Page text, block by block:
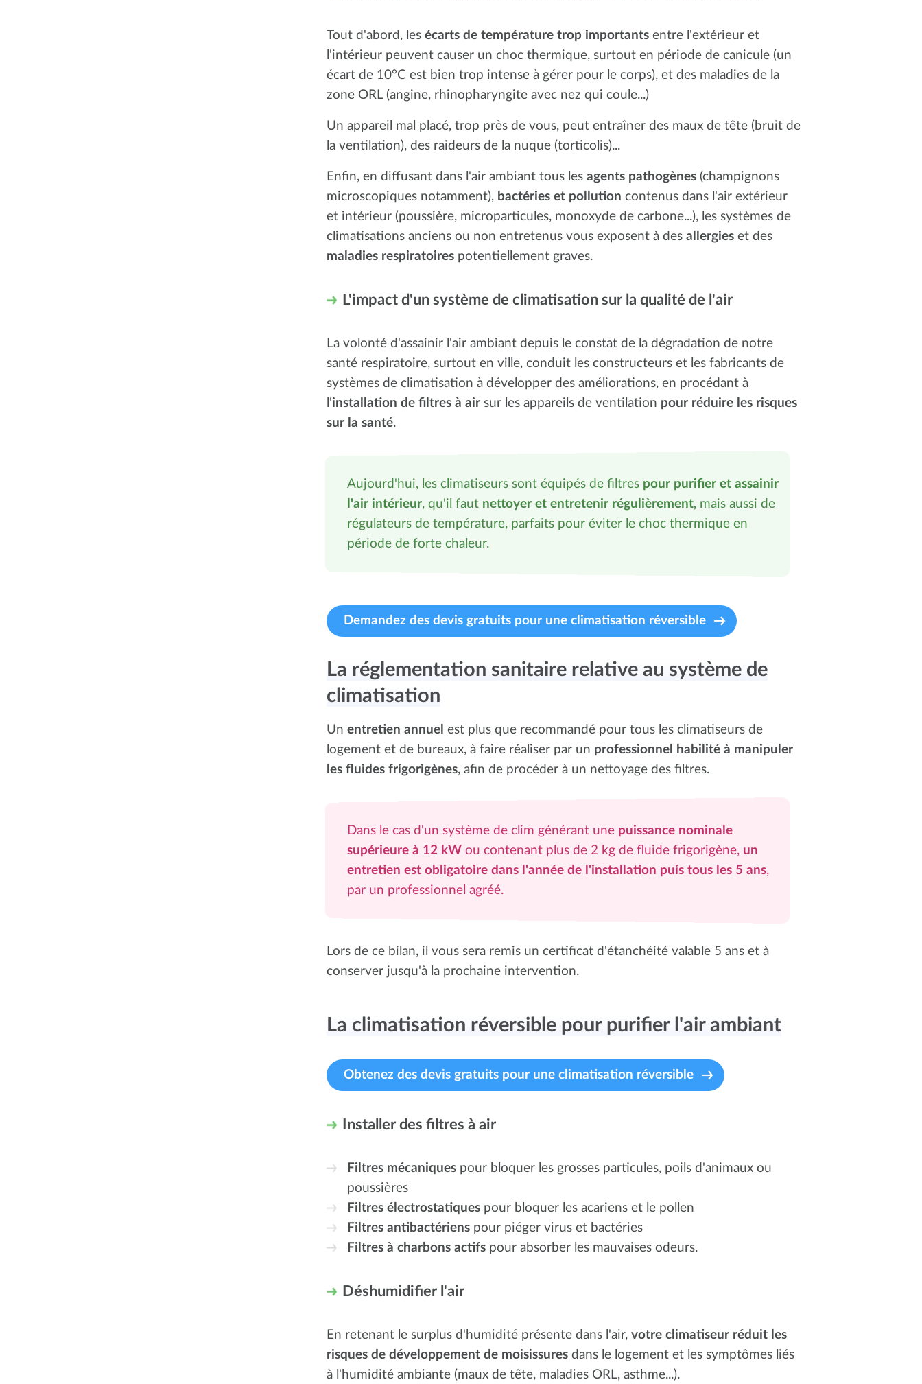
Tout d'abord, les écarts de température trop importants entre l'extérieur et
l'intérieur peuvent causer un choc thermique, surtout en période de canicule (un
écart de 10°C est bien trop intense à gérer pour le corps), et des maladies de la
zone ORL (angine, rhinopharyngite avec nez qui coule...)
Un appareil mal placé, trop près de vous, peut entraîner des maux de tête (bruit de
la ventilation), des raideurs de la nuque (torticolis)...
Enfin, en diffusant dans l'air ambiant tous les agents pathogènes (champignons
microscopiques notamment), bactéries et pollution contenus dans l'air extérieur
et intérieur (poussière, microparticules, monoxyde de carbone...), les systèmes de
climatisations anciens ou non entretenus vous exposent à des allergies et des
maladies respiratoires potentiellement graves.
L'impact d'un système de climatisation sur la qualité de l'air
La volonté d'assainir l'air ambiant depuis le constat de la dégradation de notre
santé respiratoire, surtout en ville, conduit les constructeurs et les fabricants de
systèmes de climatisation à développer des améliorations, en procédant à
l'installation de filtres à air sur les appareils de ventilation pour réduire les risques
sur la santé.
Aujourd'hui, les climatiseurs sont équipés de filtres pour purifier et assainir
l'air intérieur, qu'il faut nettoyer et entretenir régulièrement, mais aussi de
régulateurs de température, parfaits pour éviter le choc thermique en
période de forte chaleur.
Demandez des devis gratuits pour une climatisation réversible
La réglementation sanitaire relative au système de
climatisation
Un entretien annuel est plus que recommandé pour tous les climatiseurs de
logement et de bureaux, à faire réaliser par un professionnel habilité à manipuler
les fluides frigorigènes, afin de procéder à un nettoyage des filtres.
Dans le cas d'un système de clim générant une puissance nominale
supérieure à 12 kW ou contenant plus de 2 kg de fluide frigorigène, un
entretien est obligatoire dans l'année de l'installation puis tous les 5 ans,
par un professionnel agréé.
Lors de ce bilan, il vous sera remis un certificat d'étanchéité valable 5 ans et à
conserver jusqu'à la prochaine intervention.
La climatisation réversible pour purifier l'air ambiant
Obtenez des devis gratuits pour une climatisation réversible
Installer des filtres à air
Filtres mécaniques pour bloquer les grosses particules, poils d'animaux ou
poussières
Filtres électrostatiques pour bloquer les acariens et le pollen
Filtres antibactériens pour piéger virus et bactéries
Filtres à charbons actifs pour absorber les mauvaises odeurs.
Déshumidifier l'air
En retenant le surplus d'humidité présente dans l'air, votre climatiseur réduit les
risques de développement de moisissures dans le logement et les symptômes liés
à l'humidité ambiante (maux de tête, maladies ORL, asthme...).